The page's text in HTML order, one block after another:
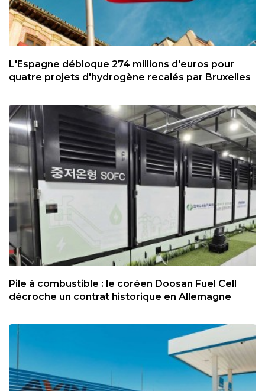
L'Espagne débloque 274 millions d'euros pour
quatre projets d'hydrogène recalés par Bruxelles
Pile à combustible : le coréen Doosan Fuel Cell
décroche un contrat historique en Allemagne